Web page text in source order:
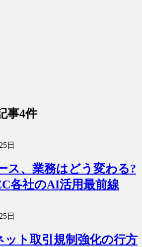
事4件
日
ス、業務はどう変わる?
各社のAI活用最前線
日
ット取引規制強化の行方